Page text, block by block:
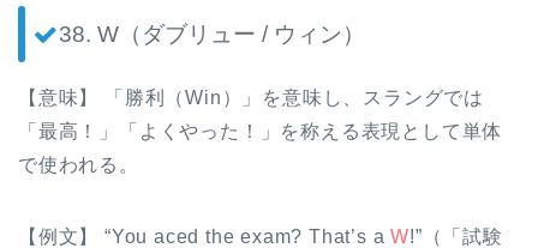
38. W（ダブリュー / ウィン）
【意味】 「勝利（Win）」を意味し、スラングでは
「最高！」「よくやった！」を称える表現として単体
で使われる。
【例文】 “You aced the exam? That’s aW!”（「試験